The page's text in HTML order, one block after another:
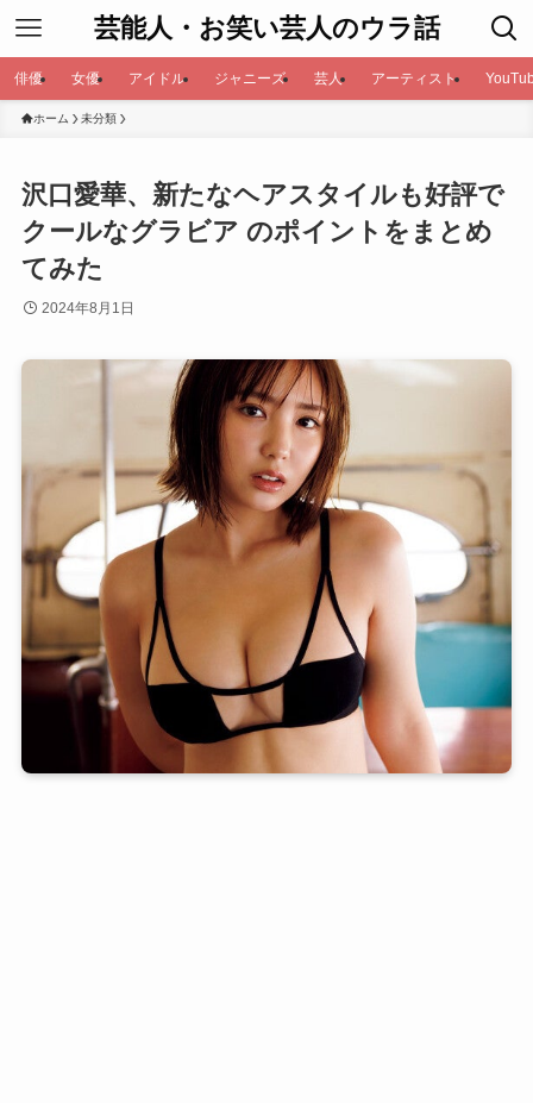
芸能人・お笑い芸人のウラ話
俳優 女優 アイドル ジャニーズ 芸人 アーティスト
ホーム 未分類
沢口愛華、新たなヘアスタイルも好評で
クールなグラビア のポイントをまとめ
てみた
2024年8月1日